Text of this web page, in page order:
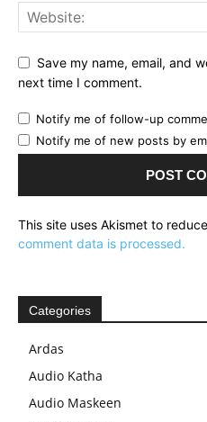
Save my name, email, and
next time I comment.
Notify me of follow-up
Notify me of new posts by
This site uses Akismet to
comment data is processed.
Categories
Ardas
Audio Katha
Audio Maskeen